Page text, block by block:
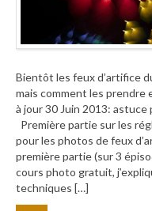
Bientôt les feux d’artifice
mais comment les prendre
à jour 30 Juin 2013: astuce
Première partie sur les
pour les photos de feux
première partie (sur 3
cours photo gratuit,
techniques […]